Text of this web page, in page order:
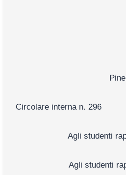
Circolare interna n. 296
Agli studenti
Agli studenti